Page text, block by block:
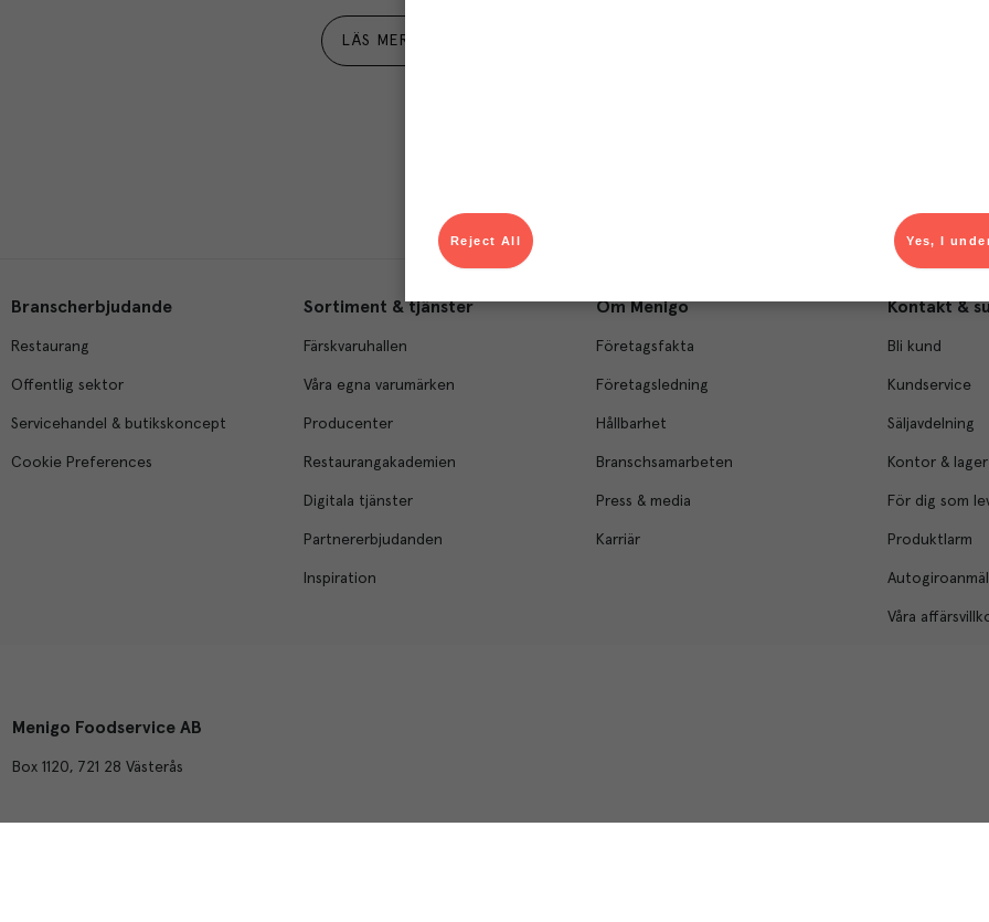
LÄS MER
Branscherbjudande
Restaurang
Offentlig sektor
Servicehandel & butikskoncept
Cookie Preferences
Sortiment & tjänster
Färskvaruhallen
Våra egna varumärken
Producenter
Restaurangakademien
Digitala tjänster
Partnererbjudanden
Inspiration
Om Menigo
Företagsfakta
Företagsledning
Hållbarhet
Branschsamarbeten
Press & media
Karriär
Kontakt &
Bli kund
Kundservice
Säljavdelning
Kontor & lager
För dig som
Produktlarm
Våra
Menigo Foodservice AB
Box 1120, 721 28 Västerås
Yes, I
Reject All